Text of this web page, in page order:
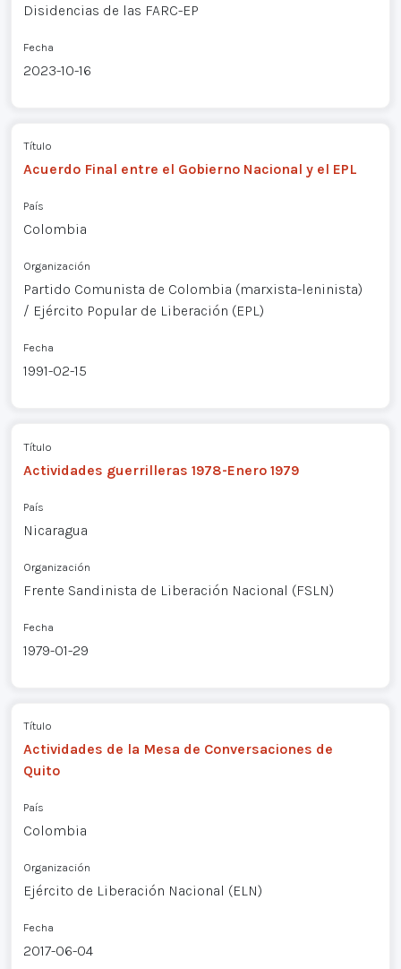
Disidencias de las FARC-EP
Fecha
2023-10-16
Título
Acuerdo Final entre el Gobierno Nacional y el EPL
País
Colombia
Organización
Partido Comunista de Colombia (marxista-leninista)
/ Ejército Popular de Liberación (EPL)
Fecha
1991-02-15
Título
Actividades guerrilleras 1978-Enero 1979
País
Nicaragua
Organización
Frente Sandinista de Liberación Nacional (FSLN)
Fecha
1979-01-29
Título
Actividades de la Mesa de Conversaciones de
Quito
País
Colombia
Organización
Ejército de Liberación Nacional (ELN)
Fecha
2017-06-04